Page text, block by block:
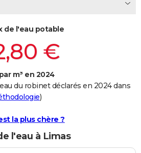
de l'eau potable
€
par m³ en 2024
du robinet déclarés en 2024 dans
)
la plus chère ?
l'eau à Limas